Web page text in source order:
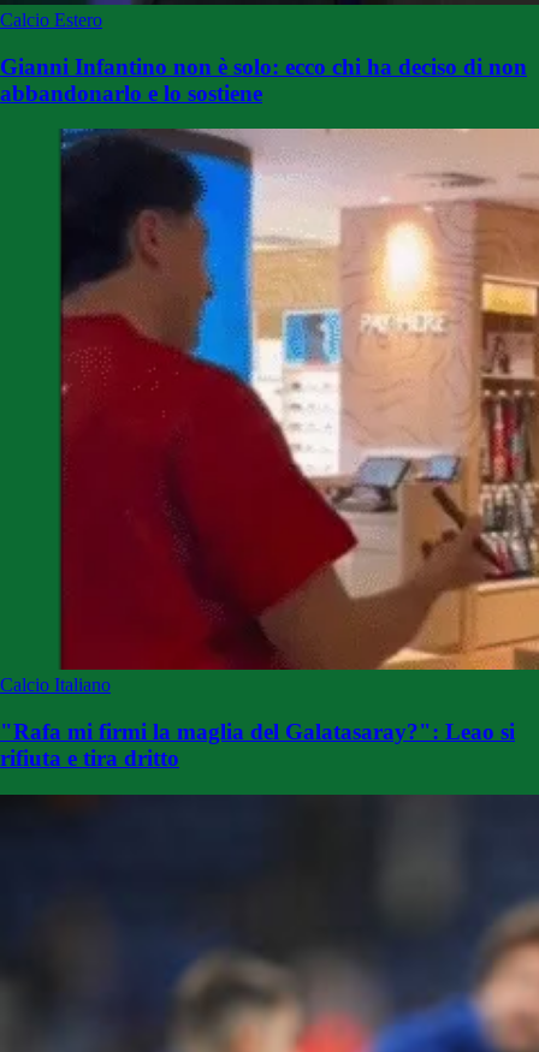
Calcio Estero
Gianni Infantino non è solo: ecco chi ha deciso di non
abbandonarlo e lo sostiene
Calcio Italiano
"Rafa mi firmi la maglia del Galatasaray?": Leao si
rifiuta e tira dritto